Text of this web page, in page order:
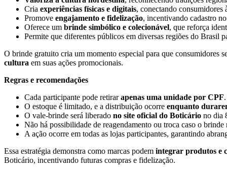
Cria experiências físicas e digitais, conectando consumidores
Promove engajamento e fidelização, incentivando cadastro
Oferece um brinde simbólico e colecionável, que reforça
Permite que diferentes públicos em diversas regiões do Brasil
O brinde gratuito cria um momento especial para que consumidores
cultura em suas ações promocionais.
Regras e recomendações
Cada participante pode retirarapenas uma unidade por CPF.
O estoque é limitado, e a distribuição ocorre enquanto
O vale-brinde será liberado no site oficial do Boticário no dia
Não há possibilidade de reagendamento ou troca caso o brinde
A ação ocorre em todas as lojas participantes, garantindo
Essa estratégia demonstra como marcas podem integrar produtos e
Boticário, incentivando futuras compras e fidelização.